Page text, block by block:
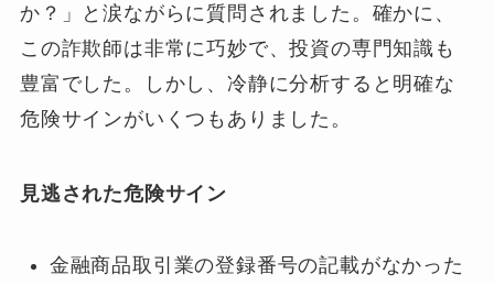
か？」と涙ながらに質問されました。確かに、
この詐欺師は非常に巧妙で、投資の専門知識も
豊富でした。しかし、冷静に分析すると明確な
危険サインがいくつもありました。
見逃された危険サイン
金融商品取引業の登録番号の記載がなかった